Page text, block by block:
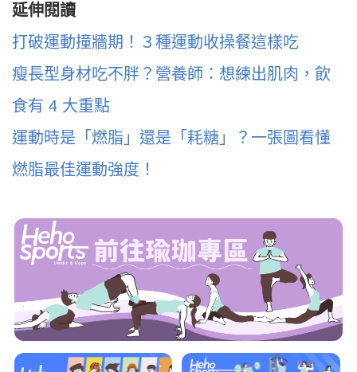
延伸閱讀
打破運動撞牆期！３種運動收操餐這樣吃
瘦長型身材吃不胖？營養師：想練出肌肉，飲
食有 4 大重點
運動時是「燃脂」還是「耗糖」？一張圖看懂
燃脂最佳運動強度！